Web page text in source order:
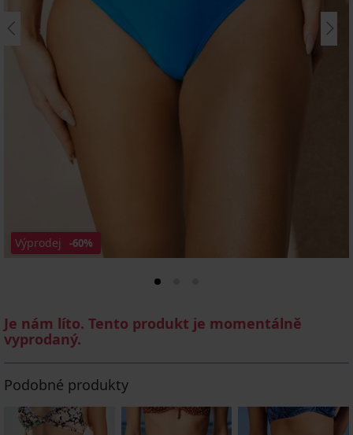
Výprodej -60%
Je nám líto. Tento produkt je momentálně
vyprodaný.
Podobné produkty